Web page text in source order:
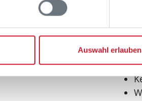
Auswahl erlauben